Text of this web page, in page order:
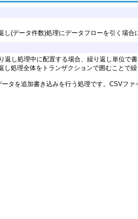
(データ件数)処理にデータフローを引く場合
し処理中に配置する場合、繰り返し単位で
処理全体をトランザクションで囲むことで
タを追加書き込みを行う処理です。CSVフ